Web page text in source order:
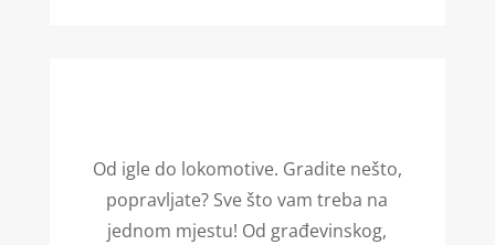
Od igle do lokomotive. Gradite nešto,
popravljate? Sve što vam treba na
jednom mjestu! Od građevinskog,